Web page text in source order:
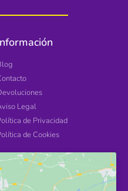
Legal
de Privacidad
de Cookies